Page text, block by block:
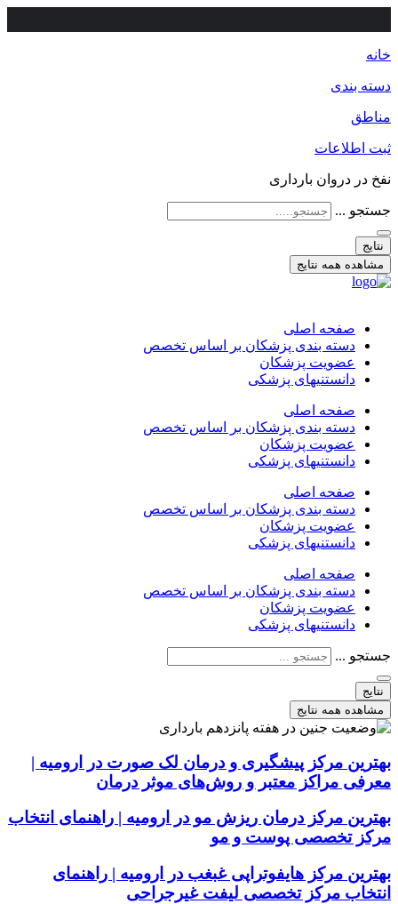
خانه
دسته بندی
مناطق
ثبت اطلاعات
نفخ در دروان بارداری
جستجو ...
نتایج
مشاهده همه نتایج
صفحه اصلی
دسته بندی پزشکان بر اساس تخصص
عضویت پزشکان
دانستنیهای پزشکی
صفحه اصلی
دسته بندی پزشکان بر اساس تخصص
عضویت پزشکان
دانستنیهای پزشکی
صفحه اصلی
دسته بندی پزشکان بر اساس تخصص
عضویت پزشکان
دانستنیهای پزشکی
صفحه اصلی
دسته بندی پزشکان بر اساس تخصص
عضویت پزشکان
دانستنیهای پزشکی
جستجو ...
نتایج
مشاهده همه نتایج
بهترین مرکز پیشگیری و درمان لک صورت در ارومیه |
معرفی مراکز معتبر و روش‌های موثر درمان
بهترین مرکز درمان ریزش مو در ارومیه | راهنمای انتخاب
مرکز تخصصی پوست و مو
بهترین مرکز هایفوتراپی غبغب در ارومیه | راهنمای
انتخاب مرکز تخصصی لیفت غیرجراحی